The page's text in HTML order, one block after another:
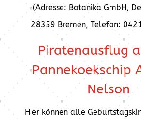
(Adresse: Botanika GmbH,
28359 Bremen, Telefon:
Piratenausflug
Pannekoekschip
Nelson
Hier können alle